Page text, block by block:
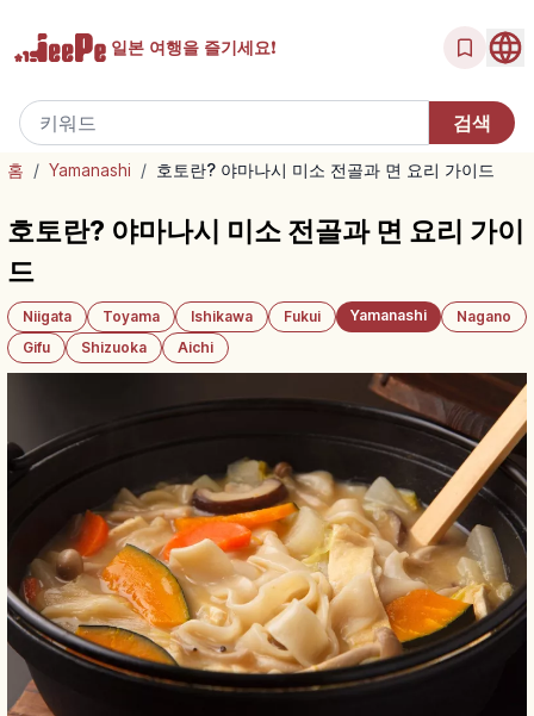
일본 여행을 즐기세요!
홈 / Yamanashi / 호토란? 야마나시 미소 전골과 면 요리 가이드
호토란? 야마나시 미소 전골과 면 요리 가이
드
Niigata Toyama Ishikawa Fukui Yamanashi
Nagano
Gifu
Shizuoka Aichi